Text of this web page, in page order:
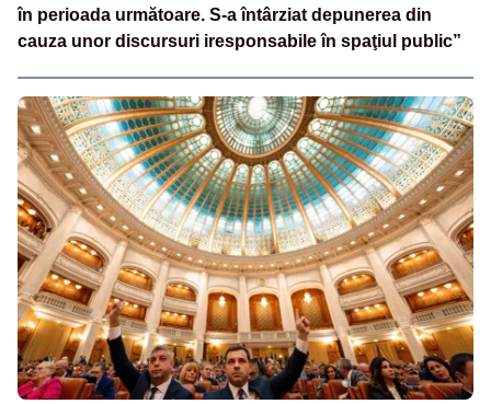
în perioada următoare. S-a întârziat depunerea din
cauza unor discursuri iresponsabile în spaţiul public”